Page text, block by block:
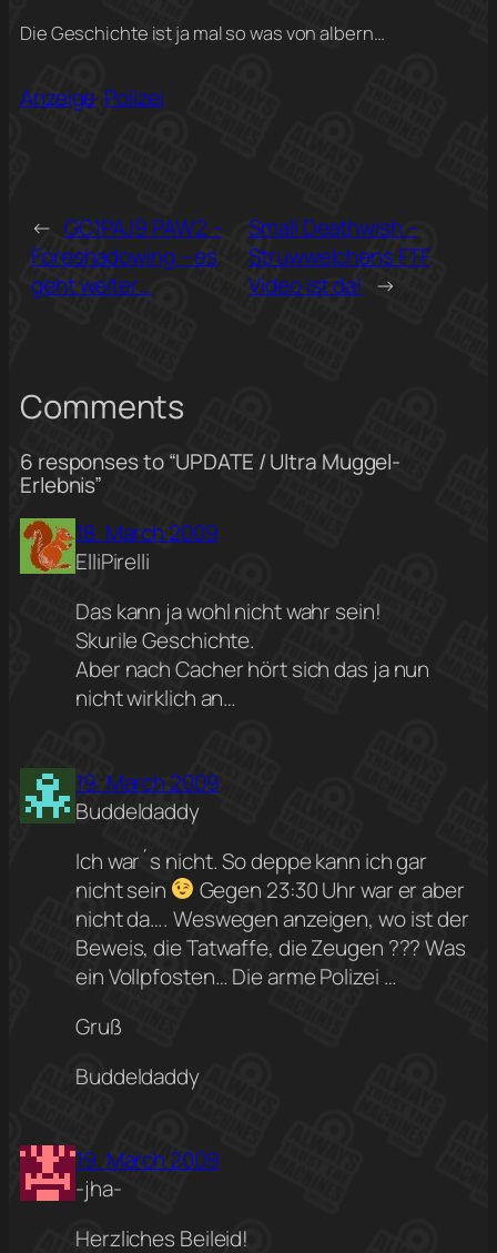
Die Geschichte ist ja mal so was von albern…
Anzeige Polizei
← GC1PAJ9 PAW2 –
Foreshadowing – es
geht weiter…
Small Deathwish –
Struwwelchens FTF
Video ist da! →
Comments
6 responses to “UPDATE / Ultra Muggel-
Erlebnis”
18. March 2009
ElliPirelli
Das kann ja wohl nicht wahr sein!
Skurile Geschichte.
Aber nach Cacher hört sich das ja nun
nicht wirklich an…
19. March 2009
Buddeldaddy
Ich war´s nicht. So deppe kann ich gar
nicht sein
Gegen 23:30 Uhr war er aber
nicht da…. Weswegen anzeigen, wo ist der
Beweis, die Tatwaffe, die Zeugen ??? Was
ein Vollpfosten… Die arme Polizei …
Gruß
Buddeldaddy
19. March 2009
-jha-
Herzliches Beileid!